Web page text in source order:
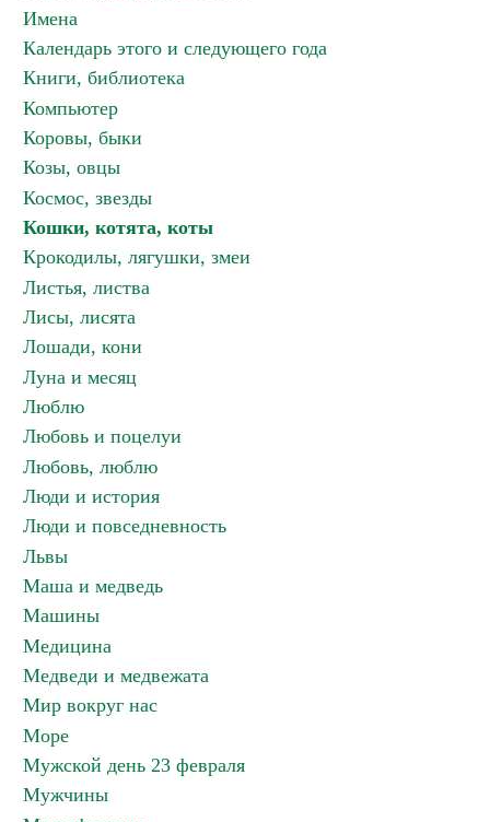
Имена
Календарь этого и следующего года
Книги, библиотека
Компьютер
Коровы, быки
Козы, овцы
Космос, звезды
Кошки, котята, коты
Крокодилы, лягушки, змеи
Листья, листва
Лисы, лисята
Лошади, кони
Луна и месяц
Люблю
Любовь и поцелуи
Любовь, люблю
Люди и история
Люди и повседневность
Львы
Маша и медведь
Машины
Медицина
Медведи и медвежата
Мир вокруг нас
Море
Мужской день 23 февраля
Мужчины